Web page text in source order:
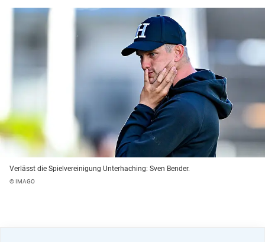
Verlässt die Spielvereinigung Unterhaching: Sven Bender.
© IMAGO